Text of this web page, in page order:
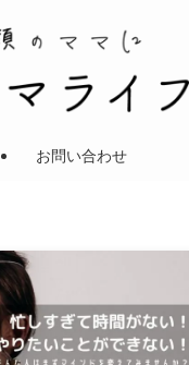
お問い合わせ